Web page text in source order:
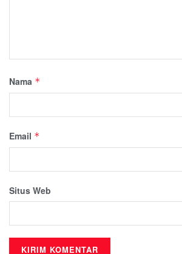
Nama *
Email *
Situs Web